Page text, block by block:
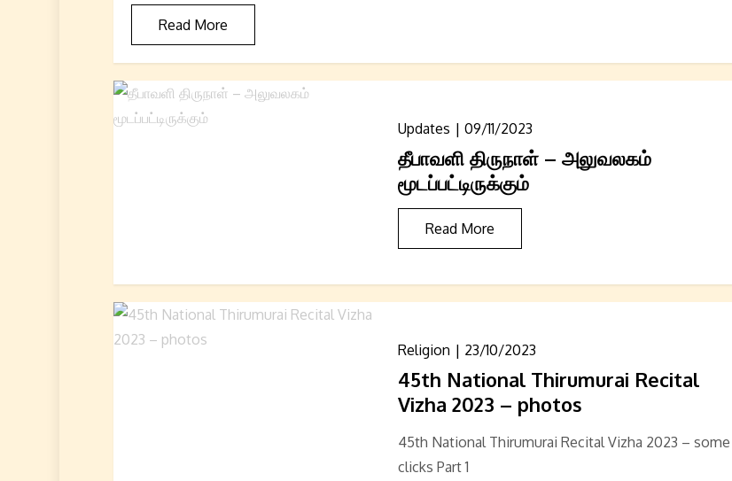
Read More
Updates 09/11/2023
தீபாவளி திருநாள் – அலுவலகம்
மூடப்பட்டிருக்கும்
Read More
Religion 23/10/2023
45th National Thirumurai Recital
Vizha 2023 – photos
45th National Thirumurai Recital Vizha 2023 – some
clicks Part 1